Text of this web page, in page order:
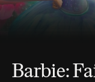
Barbie: